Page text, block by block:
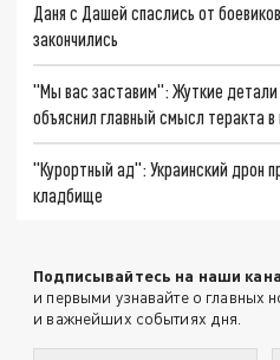
Даня с Дашей спаслись от
закончились
"Мы вас заставим": Жуткие детали
объяснил главный смысл теракта
"Курортный ад": Украинский дрон
кладбище
Подписывайтесь на наши
и первыми узнавайте о главных
и важнейших событиях дня.